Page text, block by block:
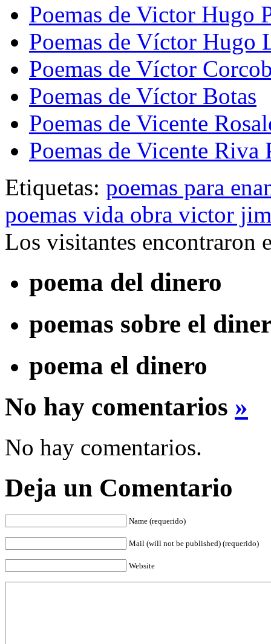
Poemas de Victor Hugo
Poemas de Víctor Hugo
Poemas de Víctor
Poemas de Víctor Botas
Poemas de Vicente
Poemas de Vicente Riva
Etiquetas: poemas para
poemas vida obra victor
Los visitantes encontraron
poema del dinero
poemas sobre el
poema el dinero
No hay comentarios »
No hay comentarios.
Deja un Comentario
Name (requerido)
Mail (will not be published) (requerido)
Website